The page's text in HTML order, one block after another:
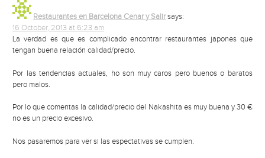
Restaurantes en Barcelona Cenar y Salirsays:
16 October, 2013 at 6:23 am
La verdad es que es complicado encontrar restaurantes japones que
tengan buena relación calidad/precio.
Por las tendencias actuales, ho son muy caros pero buenos o baratos
pero malos.
Por lo que comentas la calidad/precio del Nakashita es muy buena y 30 €
no es un precio excesivo.
Nos pasaremos para ver si las espectativas se cumplen.